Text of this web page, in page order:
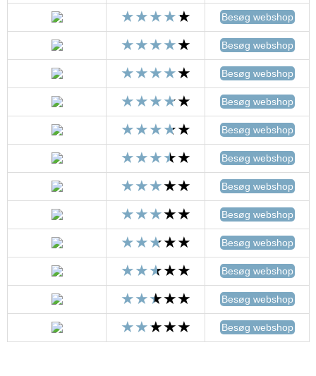
Besøg webshop
Besøg webshop
Besøg webshop
Besøg webshop
Besøg webshop
Besøg webshop
Besøg webshop
Besøg webshop
Besøg webshop
Besøg webshop
Besøg webshop
Besøg webshop